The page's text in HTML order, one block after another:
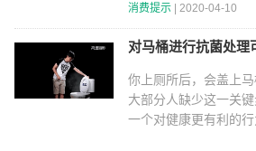
消费提示 | 2020-04-10
对马桶进行抗菌处理
你上厕所后，会盖上
大部分人缺少这一关
一个对健康更有利的